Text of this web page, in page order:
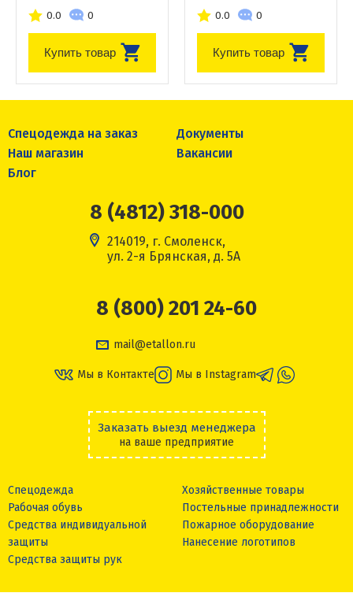
0.0 0
Купить товар
0.0 0
Купить товар
Спецодежда на заказ
Документы
Наш магазин
Вакансии
Блог
8 (4812) 318-000
214019, г. Смоленск,
ул. 2-я Брянская, д. 5А
8 (800) 201 24-60
mail@etallon.ru
Мы в Контакте Мы в Instagram
Заказать выезд менеджера
на ваше предприятие
Спецодежда
Рабочая обувь
Средства индивидуальной
защиты
Средства защиты рук
Хозяйственные товары
Постельные принадлежности
Пожарное оборудование
Нанесение логотипов